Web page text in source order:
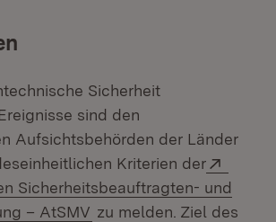
Sicherheit
sind den
Aufsichtsbehörden der Länder
Kriterien der
Sicherheitsbeauftragten- und
– AtSMV (Öffnet in neuem
zu melden. Ziel des